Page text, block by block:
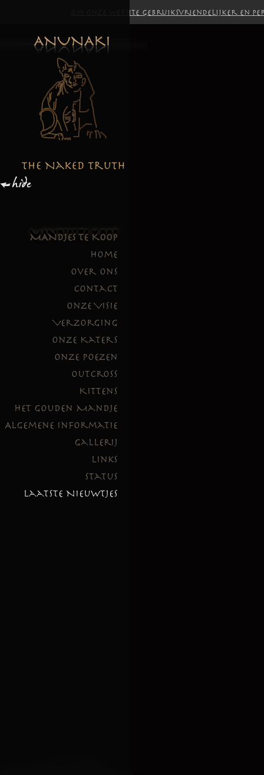
MANDJES TE KOOP
Home
Over Ons
Contact
Onze Visie
Verzorging
Onze Katers
Onze Poezen
Outcross
Kittens
Het Gouden Mandje
Algemene Informatie
Gallerij
Links
Status
Laatste Nieuwtjes
Om onze website gebruiksvriendelijker en